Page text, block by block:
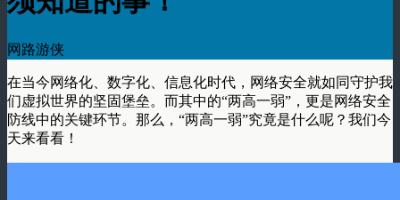
网路游侠
在当今网络化、数字化、信息化时代，网络安全就如同守护我
们虚拟世界的坚固堡垒。而其中的“两高一弱”，更是网络安全
防线中的关键环节。那么，“两高一弱”究竟是什么呢？我们今
天来看看！